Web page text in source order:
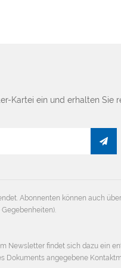
Kartei ein und erhalten Sie
Abonnenten können auch
Newsletter findet sich dazu ein
Dokuments angegebene